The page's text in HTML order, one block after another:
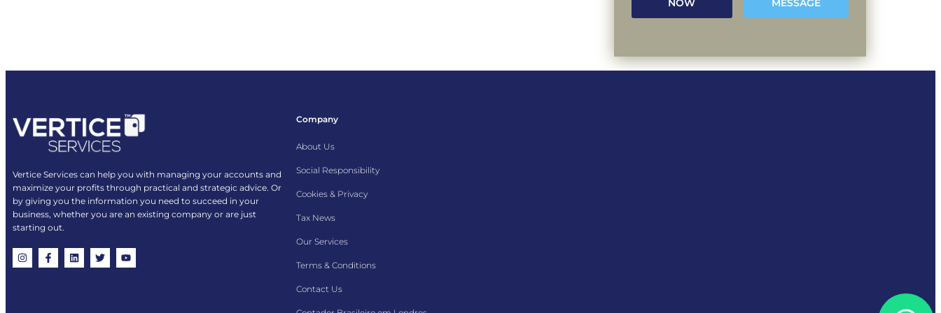
NOW MESSAGE
Vertice Services can help you with managing your accounts and
maximize your profits through practical and strategic advice. Or
by giving you the information you need to succeed in your
business, whether you are an existing company or are just
starting out.
Company
About Us
Social Responsibility
Cookies & Privacy
Tax News
Our Services
Terms & Conditions
Contact Us